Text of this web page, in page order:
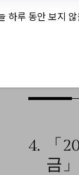
4.
「
금
하루 동안 보지